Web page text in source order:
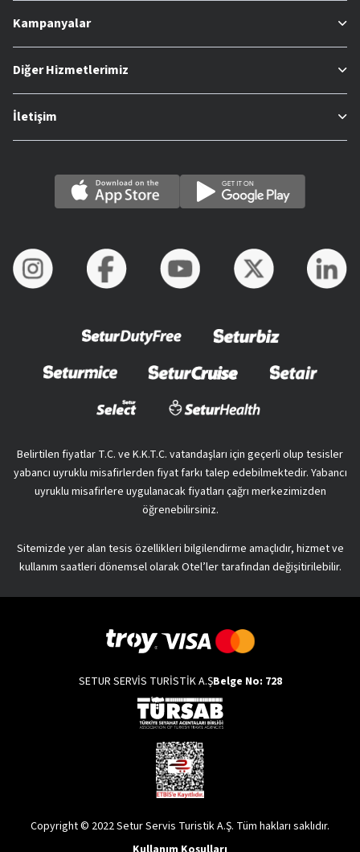
Kampanyalar
Diğer Hizmetlerimiz
İletişim
Belirtilen fiyatlar T.C. ve K.K.T.C. vatandaşları için geçerli olup tesisler
yabancı uyruklu misafirlerden fiyat farkı talep edebilmektedir. Yabancı
uyruklu misafirlere uygulanacak fiyatları çağrı merkezimizden
öğrenebilirsiniz.
Sitemizde yer alan tesis özellikleri bilgilendirme amaçlıdır, hizmet ve
kullanım saatleri dönemsel olarak Otel’ler tarafından değişitirilebilir.
SETUR SERVİS TURİSTİK A.ŞBelge No: 728
Copyright © 2022 Setur Servis Turistik A.Ş. Tüm hakları saklıdır.